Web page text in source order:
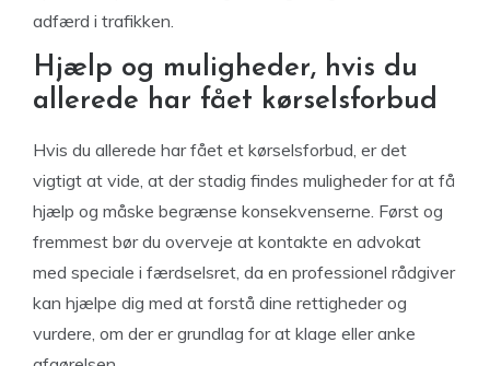
adfærd i trafikken.
Hjælp og muligheder, hvis du
allerede har fået kørselsforbud
Hvis du allerede har fået et kørselsforbud, er det
vigtigt at vide, at der stadig findes muligheder for at få
hjælp og måske begrænse konsekvenserne. Først og
fremmest bør du overveje at kontakte en advokat
med speciale i færdselsret, da en professionel rådgiver
kan hjælpe dig med at forstå dine rettigheder og
vurdere, om der er grundlag for at klage eller anke